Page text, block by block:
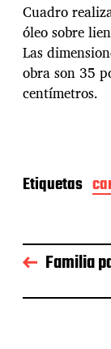
Cuadro
óleo sobre
Las
obra son 35
centímetros.
Etiquetas
Familia